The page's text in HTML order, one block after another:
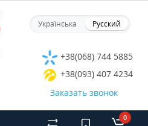
Українська Русский
+38(068) 744 5885
+38(093) 407 4234
Заказать звонок
0